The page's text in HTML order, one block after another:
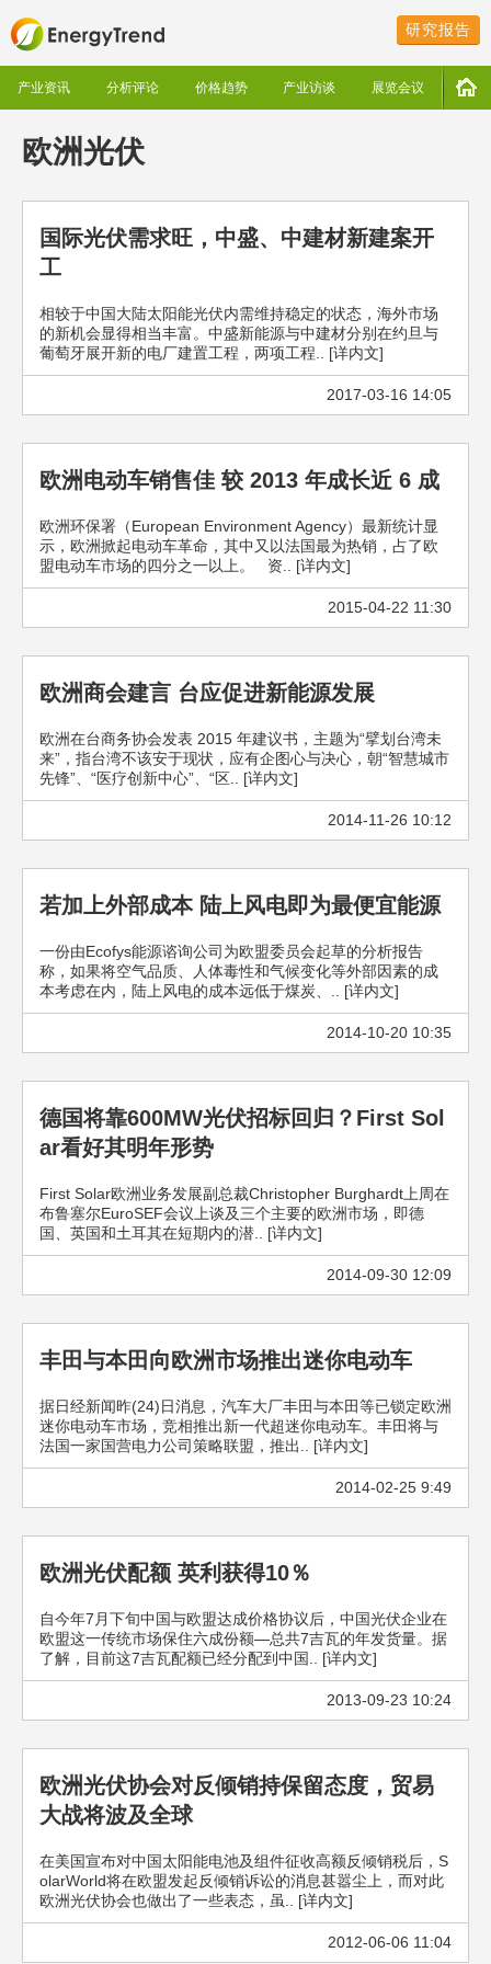
研究报告
产业资讯 分析评论 价格趋势 产业访谈 展览会议
欧洲光伏
国际光伏需求旺，中盛、中建材新建案开
工
相较于中国大陆太阳能光伏内需维持稳定的状态，海外市场
的新机会显得相当丰富。中盛新能源与中建材分别在约旦与
葡萄牙展开新的电厂建置工程，两项工程.. [详内文]
2017-03-16 14:05
欧洲电动车销售佳 较 2013 年成长近 6 成
欧洲环保署（European Environment Agency）最新统计显
示，欧洲掀起电动车革命，其中又以法国最为热销，占了欧
盟电动车市场的四分之一以上。 资.. [详内文]
2015-04-22 11:30
欧洲商会建言 台应促进新能源发展
欧洲在台商务协会发表 2015 年建议书，主题为“擘划台湾未
来”，指台湾不该安于现状，应有企图心与决心，朝“智慧城市
先锋”、“医疗创新中心”、“区.. [详内文]
2014-11-26 10:12
若加上外部成本 陆上风电即为最便宜能源
一份由Ecofys能源谘询公司为欧盟委员会起草的分析报告
称，如果将空气品质、人体毒性和气候变化等外部因素的成
本考虑在内，陆上风电的成本远低于煤炭、.. [详内文]
2014-10-20 10:35
德国将靠600MW光伏招标回归？First Sol
ar看好其明年形势
First Solar欧洲业务发展副总裁Christopher Burghardt上周在
布鲁塞尔EuroSEF会议上谈及三个主要的欧洲市场，即德
国、英国和土耳其在短期内的潜.. [详内文]
2014-09-30 12:09
丰田与本田向欧洲市场推出迷你电动车
据日经新闻昨(24)日消息，汽车大厂丰田与本田等已锁定欧洲
迷你电动车市场，竞相推出新一代超迷你电动车。丰田将与
法国一家国营电力公司策略联盟，推出.. [详内文]
2014-02-25 9:49
欧洲光伏配额 英利获得10％
自今年7月下旬中国与欧盟达成价格协议后，中国光伏企业在
欧盟这一传统市场保住六成份额—总共7吉瓦的年发货量。据
了解，目前这7吉瓦配额已经分配到中国.. [详内文]
2013-09-23 10:24
欧洲光伏协会对反倾销持保留态度，贸易
大战将波及全球
在美国宣布对中国太阳能电池及组件征收高额反倾销税后，S
olarWorld将在欧盟发起反倾销诉讼的消息甚嚣尘上，而对此
欧洲光伏协会也做出了一些表态，虽.. [详内文]
2012-06-06 11:04